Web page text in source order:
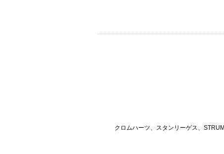
クロムハーツ、スタンリーゲス、